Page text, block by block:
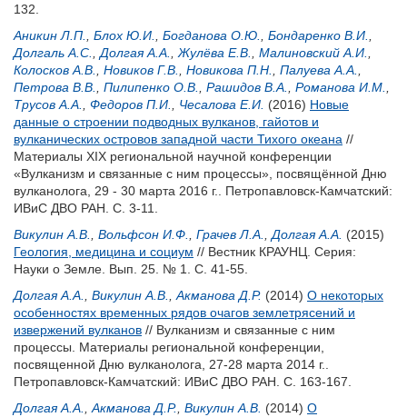
132.
Аникин Л.П.
Блох Ю.И. Богданова О.Ю. Бондаренко В.И.
Долгаль А.С.
Долгая А.А. Жулёва Е.В. Малиновский А.И.
Колосков А.В.
Новиков Г.В. Новикова П.Н. Палуева А.А.
Петрова В.В.
Пилипенко О.В. Рашидов В.А. Романова И.М.
Трусов А.А.
Федоров П.И. Чесалова Е.И. (2016) Новые
данные о строении подводных вулканов, гайотов и
вулканических островов западной части Тихого океана //
Материалы XIX региональной научной конференции
«Вулканизм и связанные с ним процессы», посвящённой Дню
вулканолога, 29 - 30 марта 2016 г.. Петропавловск-Камчатский:
ИВиС ДВО РАН. С. 3-11.
Викулин А.В.
Вольфсон И.Ф. Грачев Л.А. Долгая А.А. (2015)
Геология, медицина и социум // Вестник КРАУНЦ. Серия:
Науки о Земле. Вып. 25. № 1. С. 41-55.
Долгая А.А.
Викулин А.В. Акманова Д.Р. (2014) О некоторых
особенностях временных рядов очагов землетрясений и
извержений вулканов // Вулканизм и связанные с ним
процессы. Материалы региональной конференции,
посвященной Дню вулканолога, 27-28 марта 2014 г..
Петропавловск-Камчатский: ИВиС ДВО РАН. С. 163-167.
Долгая А.А.
Акманова Д.Р. Викулин А.В. (2014) О